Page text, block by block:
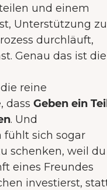
und einem
Unterstützung zu
durchläuft,
Genau das ist die
reine
dass Geben ein
. Und
fühlt sich sogar
schenken, weil du
eines Freundes
investierst,